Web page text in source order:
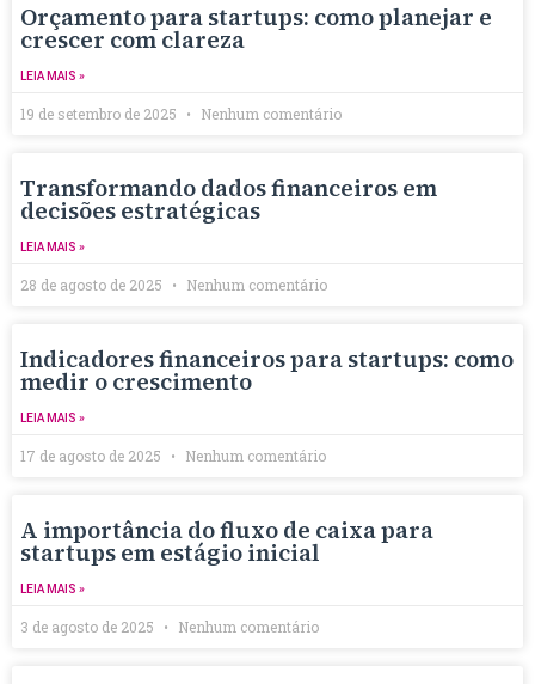
Orçamento para startups: como planejar e
crescer com clareza
LEIA MAIS »
19 de setembro de 2025 Nenhum comentário
Transformando dados financeiros em
decisões estratégicas
LEIA MAIS »
28 de agosto de 2025 Nenhum comentário
Indicadores financeiros para startups: como
medir o crescimento
LEIA MAIS »
17 de agosto de 2025 Nenhum comentário
A importância do fluxo de caixa para
startups em estágio inicial
LEIA MAIS »
3 de agosto de 2025 Nenhum comentário